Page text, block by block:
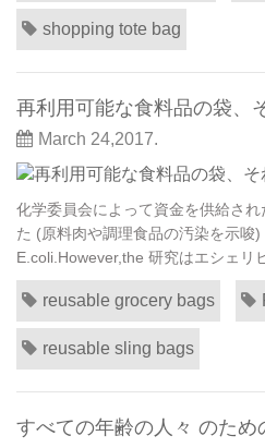
は、地球のために大きいが、彼ら
優しいトートバッグ ロゴとメッセー
shopping tote bag
March 24,2017.
化学委員会によって資金を供給さ
た (原料肉や調理食品の汚染を示唆)
E.coli.However,the 研究はエシェリ
いない、細菌に含まれるバグの検
な袋が無害であるの多くを見つけ
ニール袋メーカーを表し、使い捨て
フォルニア州の法案に反対すること
reusable grocery bags
reusable sling bags